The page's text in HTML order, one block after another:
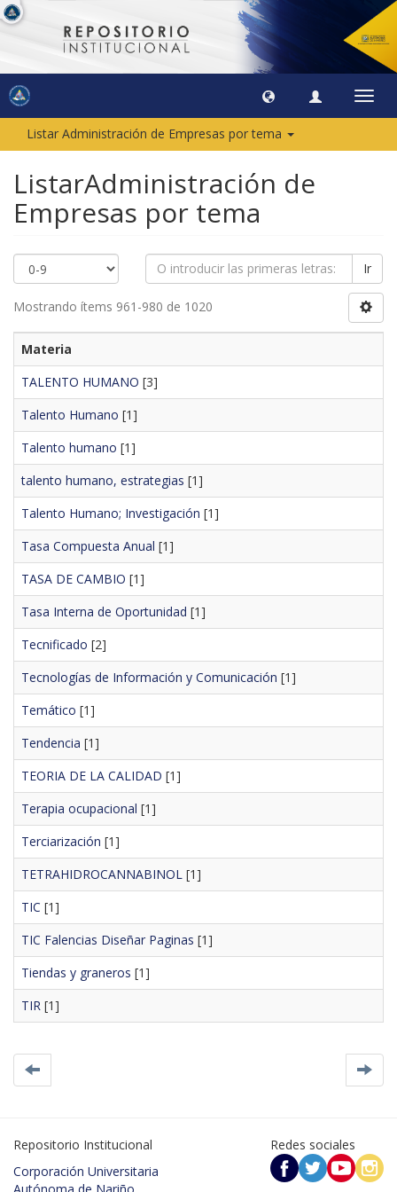
Listar Administración de Empresas por tema
ListarAdministración de
Empresas por tema
Ir
Mostrando ítems 961-980 de 1020
Materia
TALENTO HUMANO [3]
Talento Humano [1]
Talento humano [1]
talento humano, estrategias [1]
Talento Humano; Investigación [1]
Tasa Compuesta Anual [1]
TASA DE CAMBIO [1]
Tasa Interna de Oportunidad [1]
Tecnificado [2]
Tecnologías de Información y Comunicación [1]
Temático [1]
Tendencia [1]
TEORIA DE LA CALIDAD [1]
Terapia ocupacional [1]
Terciarización [1]
TETRAHIDROCANNABINOL [1]
TIC [1]
TIC Falencias Diseñar Paginas [1]
Tiendas y graneros [1]
TIR [1]
Repositorio Institucional
Corporación Universitaria
Redes sociales